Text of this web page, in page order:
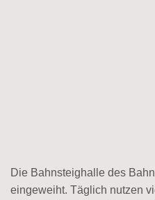
Die Bahnsteighalle des
eingeweiht. Täglich nutzen